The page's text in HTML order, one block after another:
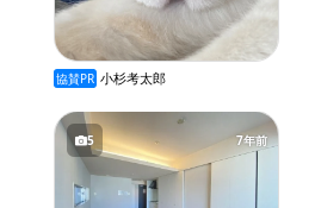
協賛PR 小杉考太郎
5 7年前